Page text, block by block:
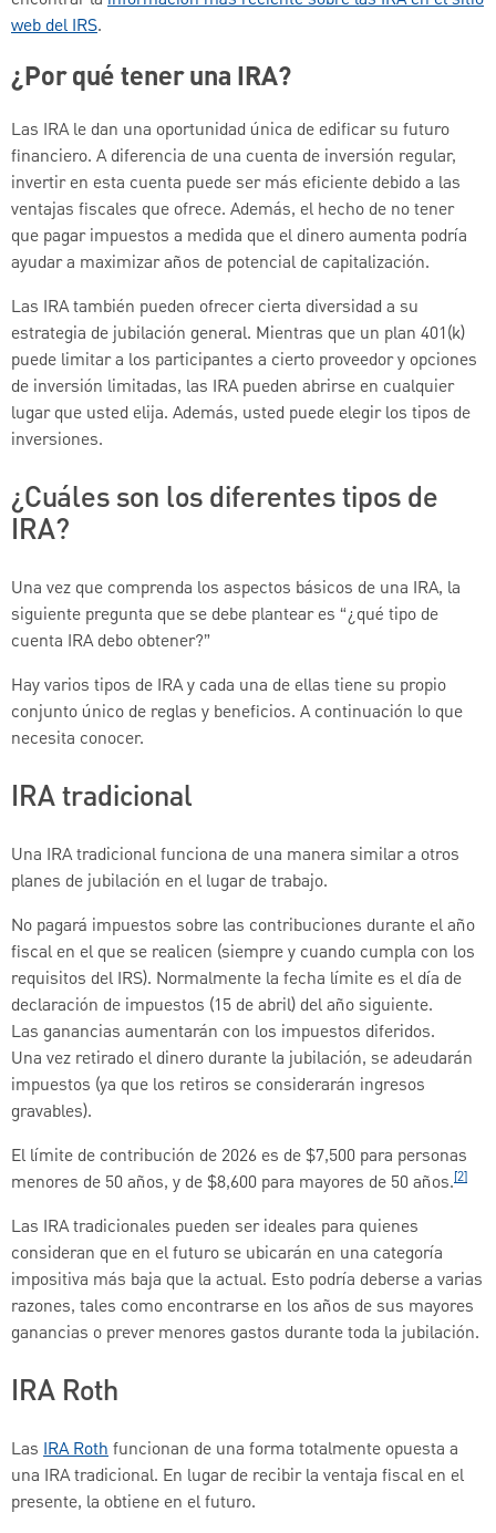
web del IRS.
¿Por qué tener una IRA?
Las IRA le dan una oportunidad única de edificar su futuro
financiero. A diferencia de una cuenta de inversión regular,
invertir en esta cuenta puede ser más eficiente debido a las
ventajas fiscales que ofrece. Además, el hecho de no tener
que pagar impuestos a medida que el dinero aumenta podría
ayudar a maximizar años de potencial de capitalización.
Las IRA también pueden ofrecer cierta diversidad a su
estrategia de jubilación general. Mientras que un plan 401(k)
puede limitar a los participantes a cierto proveedor y opciones
de inversión limitadas, las IRA pueden abrirse en cualquier
lugar que usted elija. Además, usted puede elegir los tipos de
inversiones.
¿Cuáles son los diferentes tipos de
IRA?
Una vez que comprenda los aspectos básicos de una IRA, la
siguiente pregunta que se debe plantear es “¿qué tipo de
cuenta IRA debo obtener?”
Hay varios tipos de IRA y cada una de ellas tiene su propio
conjunto único de reglas y beneficios. A continuación lo que
necesita conocer.
IRA tradicional
Una IRA tradicional funciona de una manera similar a otros
planes de jubilación en el lugar de trabajo.
No pagará impuestos sobre las contribuciones durante el año
fiscal en el que se realicen (siempre y cuando cumpla con los
requisitos del IRS). Normalmente la fecha límite es el día de
declaración de impuestos (15 de abril) del año siguiente.
Las ganancias aumentarán con los impuestos diferidos.
Una vez retirado el dinero durante la jubilación, se adeudarán
impuestos (ya que los retiros se considerarán ingresos
gravables).
El límite de contribución de 2026 es de $7,500 para personas
menores de 50 años, y de $8,600 para mayores de 50 años.[2]
Las IRA tradicionales pueden ser ideales para quienes
consideran que en el futuro se ubicarán en una categoría
impositiva más baja que la actual. Esto podría deberse a varias
razones, tales como encontrarse en los años de sus mayores
ganancias o prever menores gastos durante toda la jubilación.
IRA Roth
Las IRA Rothfuncionan de una forma totalmente opuesta a
una IRA tradicional. En lugar de recibir la ventaja fiscal en el
presente, la obtiene en el futuro.